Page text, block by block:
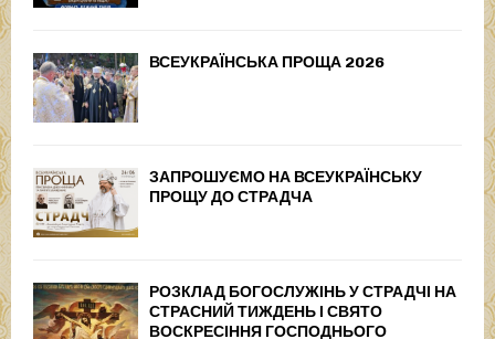
ВСЕУКРАЇНСЬКА ПРОЩА 2026
ЗАПРОШУЄМО НА ВСЕУКРАЇНСЬКУ
ПРОЩУ ДО СТРАДЧА
РОЗКЛАД БОГОСЛУЖІНЬ У СТРАДЧІ НА
СТРАСНИЙ ТИЖДЕНЬ І СВЯТО
ВОСКРЕСІННЯ ГОСПОДНЬОГО